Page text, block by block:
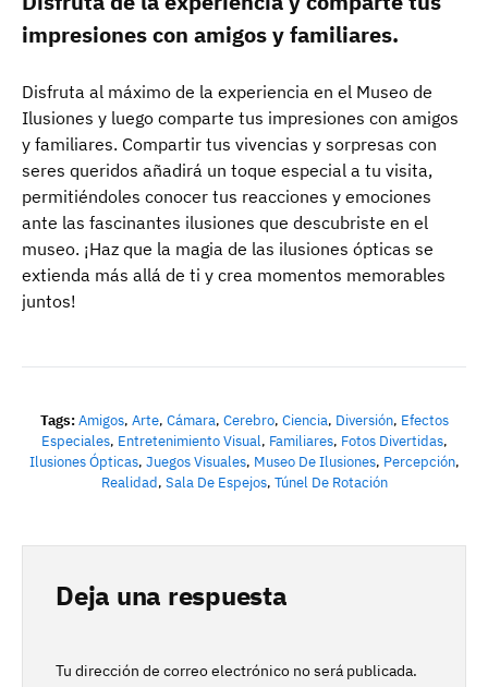
impresiones con amigos y familiares.
Disfruta al máximo de la experiencia en el Museo de
Ilusiones y luego comparte tus impresiones con amigos
y familiares. Compartir tus vivencias y sorpresas con
seres queridos añadirá un toque especial a tu visita,
permitiéndoles conocer tus reacciones y emociones
ante las fascinantes ilusiones que descubriste en el
museo. ¡Haz que la magia de las ilusiones ópticas se
extienda más allá de ti y crea momentos memorables
juntos!
Tags: Amigos, Arte, Cámara, Cerebro, Ciencia, Diversión, Efectos
Especiales, Entretenimiento Visual, Familiares, Fotos Divertidas,
Ilusiones Ópticas, Juegos Visuales, Museo De Ilusiones, Percepción,
Realidad, Sala De Espejos, Túnel De Rotación
Deja una respuesta
Tu dirección de correo electrónico no será publicada.